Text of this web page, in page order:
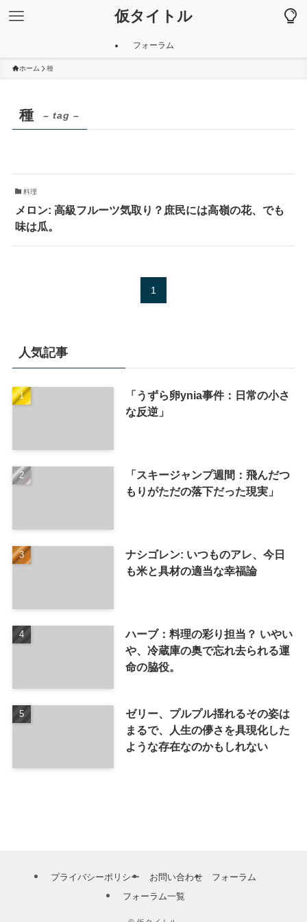
仮タイトル
フォーラム
ホーム 種
人気記事
「うずら卵ynia事件：日常の小さ
な反逆」
「スキージャンプ週間：飛んだつ
もりがただの落下だった現実」
ナシゴレン: いつものアレ、今日
も米と具材の適当な幸福論
ハーブ：料理の彩り担当？ いやい
や、冷蔵庫の奥で忘れ去られる運
命の脇役。
ゼリー、プルプル揺れるその姿は
まるで、人生の儚さを具現化した
ような存在なのかもしれない
種 – tag –
料理
メロン: 高級フルーツ気取り？庶民には高嶺の花、でも
味は瓜。
1
プライバシーポリシー お問い合わせ
フォーラム
フォーラム一覧